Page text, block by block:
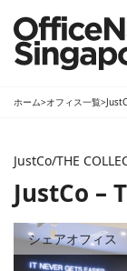
ホーム>オフィス一覧>
JustCo/THE
JustCo –
シェアオフィス